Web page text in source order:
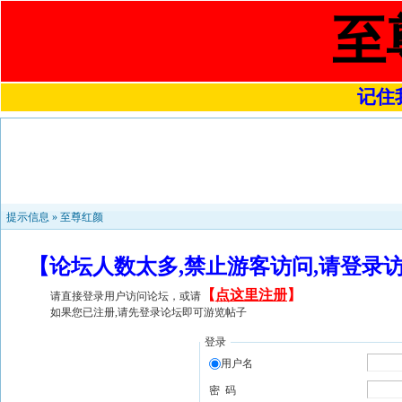
至
记住
提示信息 » 至尊红颜
【论坛人数太多,禁止游客访问,请登
请直接登录用户访问论坛，或请 【 点这里注册】
如果您已注册,请先登录论坛即可游览帖子
登录
用户名
密 码